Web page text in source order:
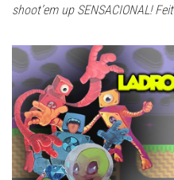
shoot’em up SENSACIONAL!